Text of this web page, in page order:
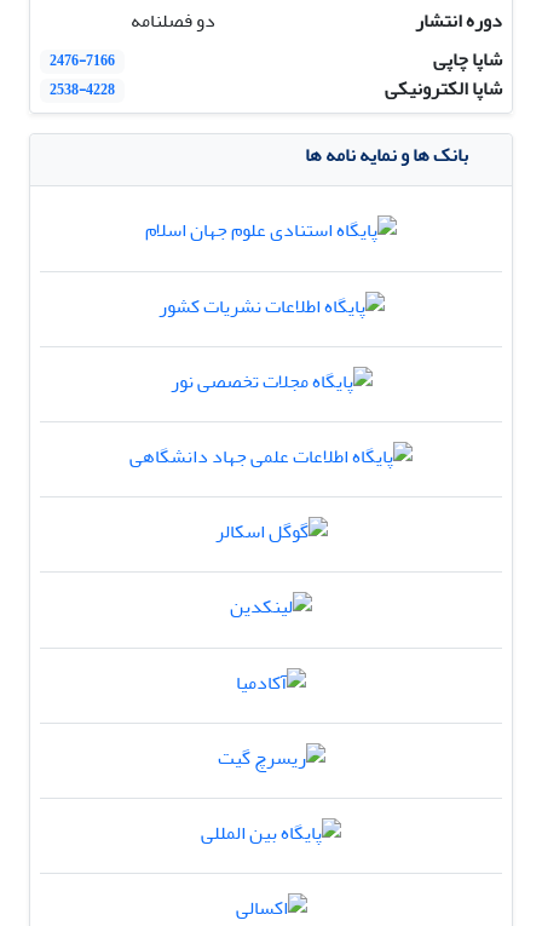
دوره انتشار
دو فصلنامه
شاپا چاپی
2476-7166
شاپا الکترونیکی 2538-4228
بانک ها و نمایه نامه ها